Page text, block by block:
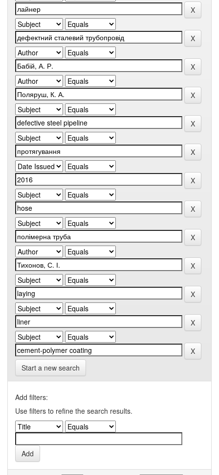
Start a new search
Add filters:
Use filters to refine the search results.